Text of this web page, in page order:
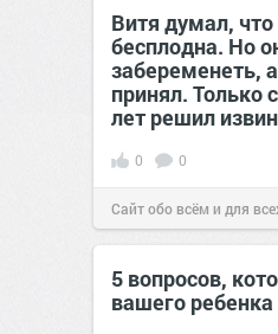
Витя думал,
бесплодна. Но
забеременеть,
принял. Только
лет решил
0 0
Сайт обо всём и для
5 вопросов,
вашего ребенка